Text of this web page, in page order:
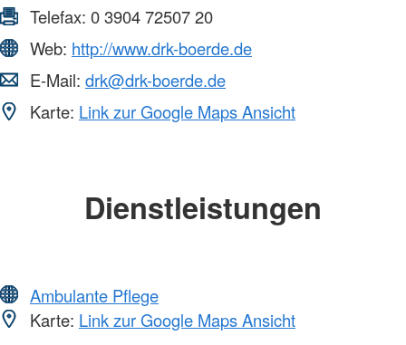
Telefax: 0 3904 72507 20
Web: http://www.drk-boerde.de
E-Mail: drk@drk-boerde.de
Karte: Link zur Google Maps Ansicht
Dienstleistungen
Ambulante Pflege
Karte: Link zur Google Maps Ansicht